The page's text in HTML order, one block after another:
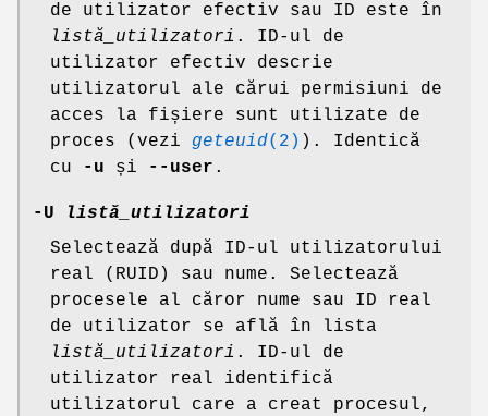
de utilizator efectiv sau ID este în
listă_utilizatori . ID-ul de
utilizator efectiv descrie
utilizatorul ale cărui permisiuni de
acces la fișiere sunt utilizate de
proces (vezi geteuid(2) ). Identică
cu
-u și --user .
-U listă_utilizatori
Selectează după ID-ul utilizatorului
real (RUID) sau nume. Selectează
procesele al căror nume sau ID real
de utilizator se află în lista
listă_utilizatori . ID-ul de
utilizator real identifică
utilizatorul care a creat procesul,